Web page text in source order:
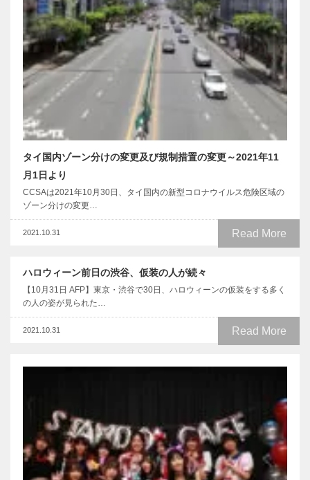
タイ国内ゾーン分けの変更及び規制措置の変更～2021年11
月1日より
CCSAは2021年10月30日、タイ国内の新型コロナウイルス危険区域の
ゾーン分けの変更…
Read More
2021.10.31
ハロウィーン前日の渋谷、仮装の人が続々
【10月31日 AFP】東京・渋谷で30日、ハロウィーンの仮装をする多く
の人の姿が見られた…
Read More
2021.10.31